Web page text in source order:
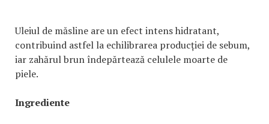
Uleiul de măsline are un efect intens hidratant,
contribuind astfel la echilibrarea producției de sebum,
iar zahărul brun îndepărtează celulele moarte de
piele.
Ingrediente